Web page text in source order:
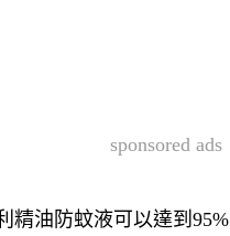
sponsored ads
精油防蚊液可以達到 95%